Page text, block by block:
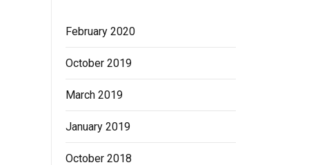
February 2020
October 2019
March 2019
January 2019
October 2018